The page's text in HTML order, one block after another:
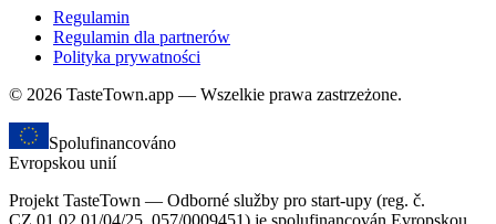
Regulamin
Regulamin dla partnerów
Polityka prywatności
© 2026 TasteTown.app — Wszelkie prawa zastrzeżone.
Spolufinancováno
Evropskou unií
Projekt TasteTown — Odborné služby pro start-upy (reg. č.
CZ.01.02.01/04/25_057/0009451) je spolufinancován Evropskou